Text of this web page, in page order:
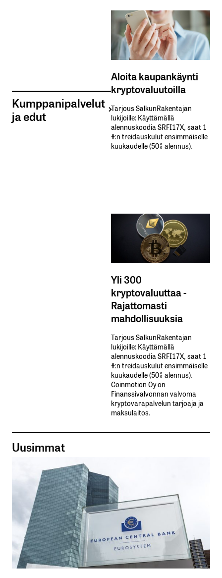
Kumppanipalvelut
ja edut
Aloita kaupankäynti
kryptovaluutoilla
Tarjous SalkunRakentajan
lukijoille: Käyttämällä​ ​
alennuskoodia​ ​SRFI17X,​ ​saat​ ​1
%:n treidauskulut​ ​ensimmäiselle​ ​
kuukaudelle​ ​(50%​ ​alennus).
Yli 300
kryptovaluuttaa -
Rajattomasti
mahdollisuuksia
Tarjous SalkunRakentajan
lukijoille: Käyttämällä​ ​
alennuskoodia​ ​SRFI17X,​ ​saat​ ​1
%:n treidauskulut​ ​ensimmäiselle​ ​
kuukaudelle​ ​(50%​ ​alennus).
Coinmotion Oy on
Finanssivalvonnan valvoma
kryptovarapalvelun tarjoaja ja
maksulaitos.
Uusimmat